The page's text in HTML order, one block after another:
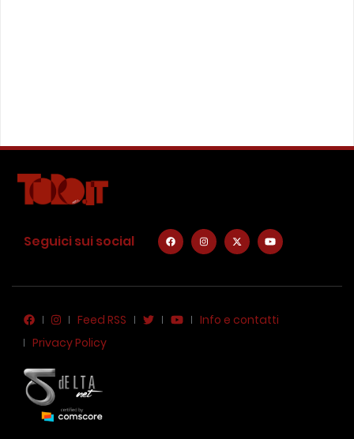
Seguici sui social
Feed RSS
Info e contatti
Privacy Policy